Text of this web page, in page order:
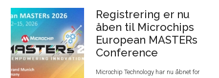
Registrering er nu
åben til Microchips
European MASTERs
Conference
Microchip Technology har nu åbnet for